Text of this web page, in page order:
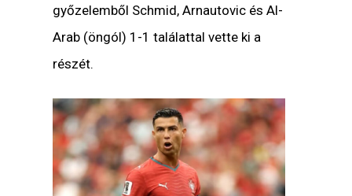
győzelemből Schmid, Arnautovic és Al-
Arab (öngól) 1-1 találattal vette ki a
részét.